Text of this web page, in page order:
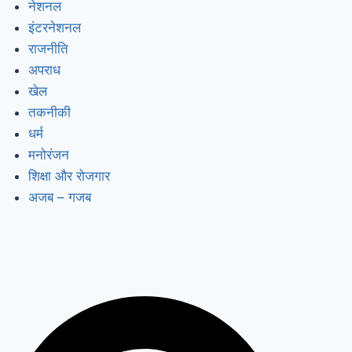
नेशनल
इंटरनेशनल
राजनीति
अपराध
खेल
तकनीकी
धर्म
मनोरंजन
शिक्षा और रोजगार
अजब – गजब